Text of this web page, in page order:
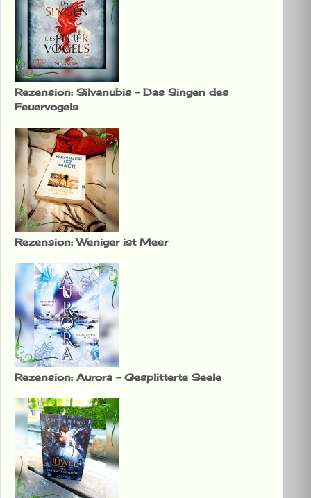
Rezension: Silvanubis – Das Singen des
Feuervogels
Rezension: Weniger ist Meer
Rezension: Aurora – Gesplitterte Seele